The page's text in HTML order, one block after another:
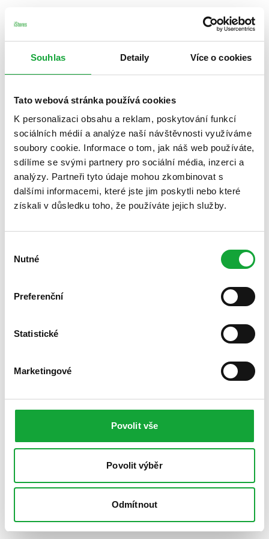
Souhlas Detaily Více o cookies
Tato webová stránka používá cookies
K personalizaci obsahu a reklam, poskytování funkcí
sociálních médií a analýze naší návštěvnosti využíváme
soubory cookie. Informace o tom, jak náš web používáte,
sdílíme se svými partnery pro sociální média, inzerci a
analýzy. Partneři tyto údaje mohou zkombinovat s
dalšími informacemi, které jste jim poskytli nebo které
získali v důsledku toho, že používáte jejich služby.
souhlasu
Nutné
Preferenční
Statistické
Marketingové
Povolit vše
Povolit výběr
Odmítnout